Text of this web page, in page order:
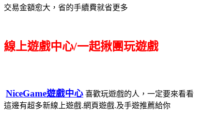
交易金額愈大，省的手續費就省更多
線上遊戲中心/一起揪團玩遊戲
NiceGame遊戲中心 喜歡玩遊戲的人，一定要來看看
這邊有超多新線上遊戲.網頁遊戲.及手遊推薦給你